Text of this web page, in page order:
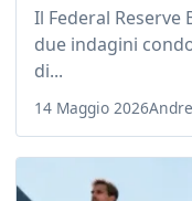
Il Federal
due indagini
di...
14 Maggio 2026